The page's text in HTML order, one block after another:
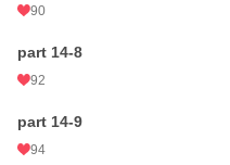
90
part 14-8
92
part 14-9
94